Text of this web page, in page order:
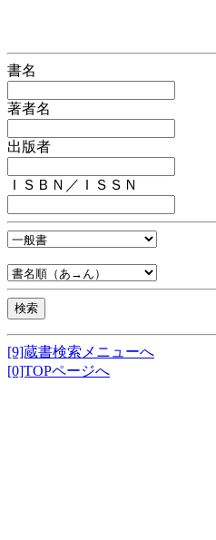
書名
著者名
出版者
ＩＳＢＮ／ＩＳＳＮ
[9]蔵書検索メニューへ
[0]TOPページへ